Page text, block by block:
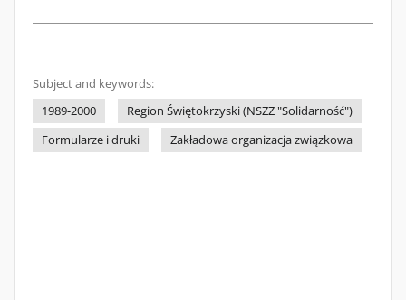
Subject and keywords:
1989-2000
Region Świętokrzyski (NSZZ "Solidarność")
Formularze i druki
Zakładowa organizacja związkowa